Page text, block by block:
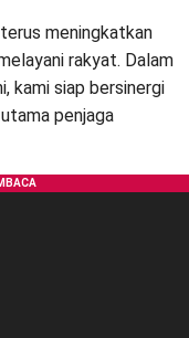
meningkatkan
rakyat. Dalam
kami siap bersinergi
penjaga